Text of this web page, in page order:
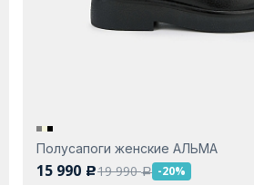
Полусапоги женские АЛЬМА
15 990 c19 990a -20%